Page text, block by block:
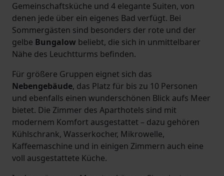
Gemeinschaftsküche und 4 elegante Suiten, von
denen jede über ein eigenes Bad verfügt. Bei
Sommergästen sind besonders der rote und der
gelbe Bungalow beliebt, die sich in unmittelbarer
Nähe des Leuchtturms befinden.
Für größere Gruppen eignet sich das
Nebengebäude, das Platz für bis zu 10 Personen
und ebenfalls einen wunderschönen Blick aufs Meer
bietet. Die Zimmer des Aparthotels sind mit
modernem Komfort ausgestattet – dazu gehören
Kühlschrank, Wasserkocher, Mikrowelle,
Kaffeemaschine und in einigen Zimmern auch eine
voll ausgestattete Küche.